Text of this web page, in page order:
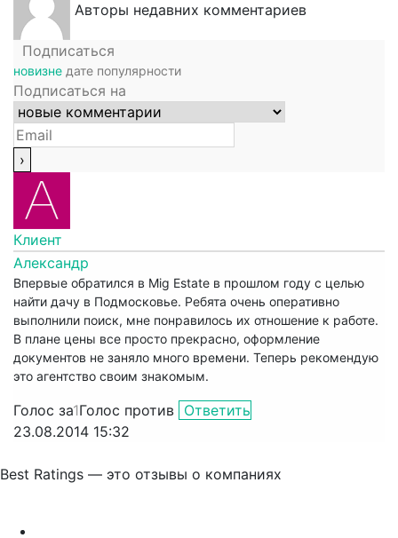
Авторы недавних комментариев
Подписаться
новизне дате популярности
Подписаться на
Клиент
Александр
Впервые обратился в Mig Estate в прошлом году с целью
найти дачу в Подмосковье. Ребята очень оперативно
выполнили поиск, мне понравилось их отношение к работе.
В плане цены все просто прекрасно, оформление
документов не заняло много времени. Теперь рекомендую
это агентство своим знакомым.
Голос за1Голос против Ответить
23.08.2014 15:32
Best Ratings — это отзывы о компаниях